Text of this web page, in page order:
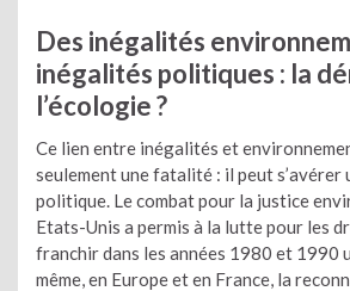
Des inégalités
inégalités politiques : la
l’écologie ?
Ce lien entre inégalités et
seulement une fatalité : il peut s’avérer
politique. Le combat pour la justice
Etats-Unis a permis à la lutte pour les
franchir dans les années 1980 et 1990
même, en Europe et en France, la